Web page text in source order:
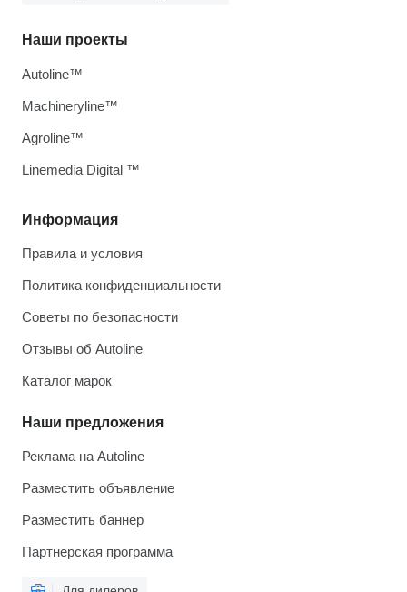
Информация
Правила и условия
Политика конфиденциальности
Советы по безопасности
Отзывы об Autoline
Каталог марок
Наши предложения
Реклама на Autoline
Разместить объявление
Разместить баннер
Партнерская программа
Наши проекты
Autoline™
Machineryline™
Agroline™
Linemedia Digital ™